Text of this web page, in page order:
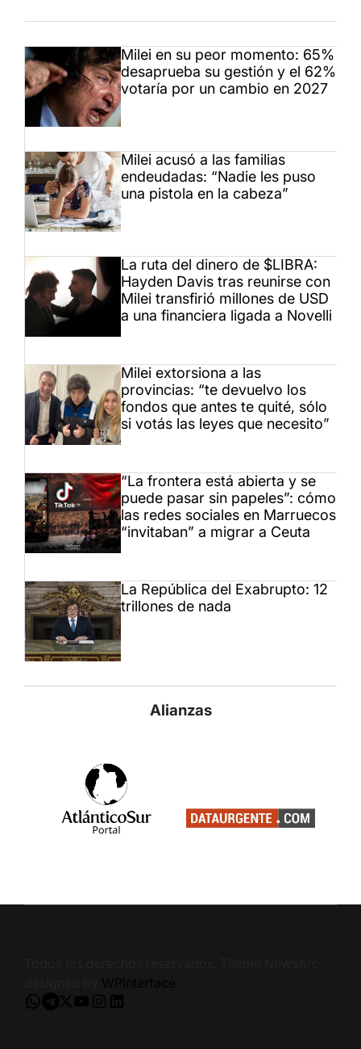
Milei en su peor momento: 65%
desaprueba su gestión y el 62%
votaría por un cambio en 2027
Milei acusó a las familias
endeudadas: “Nadie les puso
una pistola en la cabeza”
La ruta del dinero de $LIBRA:
Hayden Davis tras reunirse con
Milei transfirió millones de USD
a una financiera ligada a Novelli
Milei extorsiona a las
provincias: “te devuelvo los
fondos que antes te quité, sólo
si votás las leyes que necesito”
“La frontera está abierta y se
puede pasar sin papeles”: cómo
las redes sociales en Marruecos
“invitaban” a migrar a Ceuta
La República del Exabrupto: 12
trillones de nada
Alianzas